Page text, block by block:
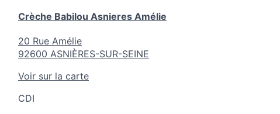
Crèche Babilou Asnieres Amélie
20 Rue Amélie
92600 ASNIÈRES-SUR-SEINE
Voir sur la carte
CDI